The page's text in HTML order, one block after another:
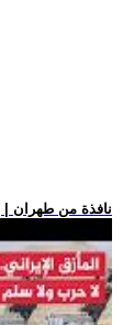
.. نافذة من طهران